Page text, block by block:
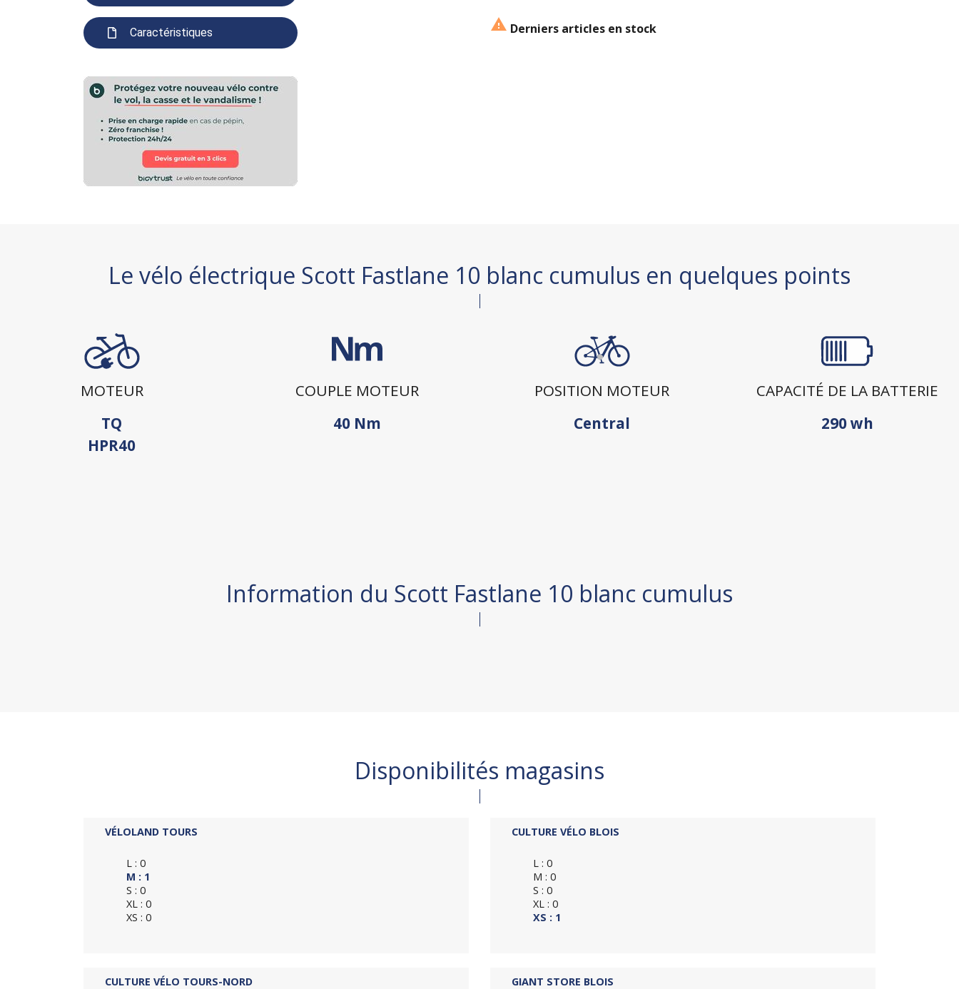
Caractéristiques  Derniers articles en stock
Le vélo électrique Scott Fastlane 10 blanc cumulus en quelques points
MOTEUR
TQ
HPR40
COUPLE MOTEUR
40 Nm
POSITION MOTEUR
Central
CAPACITÉ DE LA BATTERIE
290 wh
Information du Scott Fastlane 10 blanc cumulus
Disponibilités magasins
VÉLOLAND TOURS
L : 0
M : 1
S : 0
XL : 0
XS : 0
CULTURE VÉLO BLOIS
L : 0
M : 0
S : 0
XL : 0
XS : 1
CULTURE VÉLO TOURS-NORD GIANT STORE BLOIS